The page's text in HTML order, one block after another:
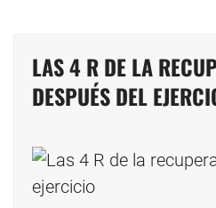
LAS 4 R DE LA
DESPUÉS DEL